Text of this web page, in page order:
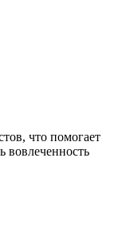
что помогает
вовлеченность